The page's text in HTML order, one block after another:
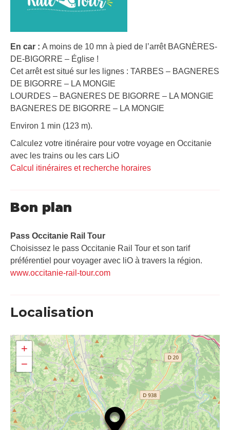
En car : A moins de 10 mn à pied de l’arrêt BAGNÈRES-
DE-BIGORRE – Église !
Cet arrêt est situé sur les lignes : TARBES – BAGNERES
DE BIGORRE – LA MONGIE
LOURDES – BAGNERES DE BIGORRE – LA MONGIE
BAGNERES DE BIGORRE – LA MONGIE
Environ 1 min (123 m).
Calculez votre itinéraire pour votre voyage en Occitanie
avec les trains ou les cars LiO
Calcul itinéraires et recherche horaires
Bon plan
Pass Occitanie Rail Tour​
Choisissez le pass Occitanie Rail Tour et son tarif
préférentiel pour voyager avec liO à travers la région.
www.occitanie-rail-tour.com
Localisation
+
−